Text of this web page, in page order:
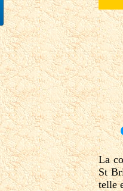
La
St
telle